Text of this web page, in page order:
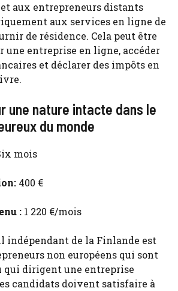
aux entrepreneurs distants
aux services en ligne de
de résidence. Cela peut être
une entreprise en ligne, accéder
et déclarer des impôts en
une nature intacte dans le
du monde
mois
400 €
: 1 220 €/mois
indépendant de la Finlande est
non européens qui sont
qui dirigent une entreprise
candidats doivent satisfaire à